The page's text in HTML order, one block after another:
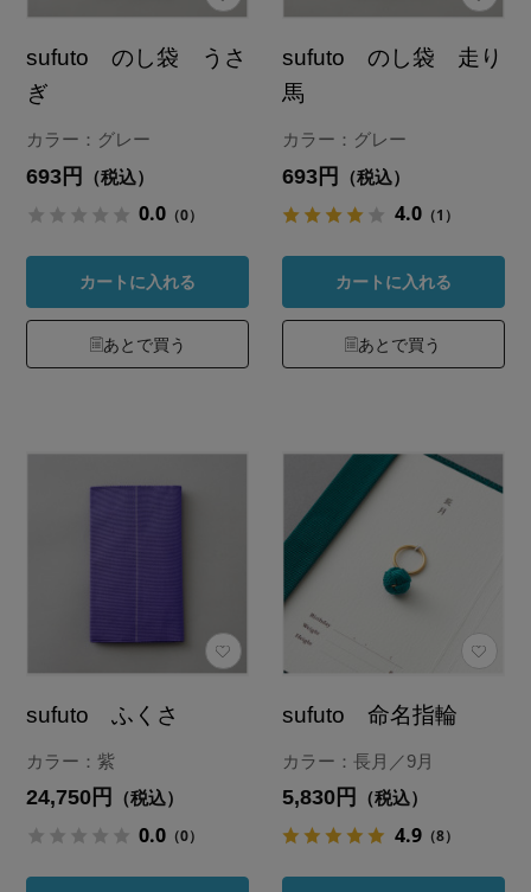
sufuto のし袋 うさ
ぎ
カラー：グレー
693円 （税込）
0.0 （0）
カートに入れる
あとで買う
sufuto のし袋 走り
馬
カラー：グレー
693円 （税込）
4.0 （1）
カートに入れる
あとで買う
sufuto ふくさ
カラー：紫
24,750円 （税込）
0.0 （0）
sufuto 命名指輪
カラー：長月／9月
5,830円 （税込）
4.9 （8）